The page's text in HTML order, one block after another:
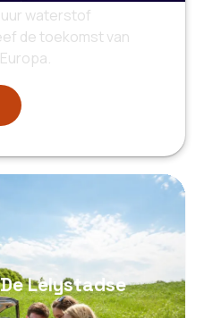
uur waterstof
de toekomst van
Lelystadse